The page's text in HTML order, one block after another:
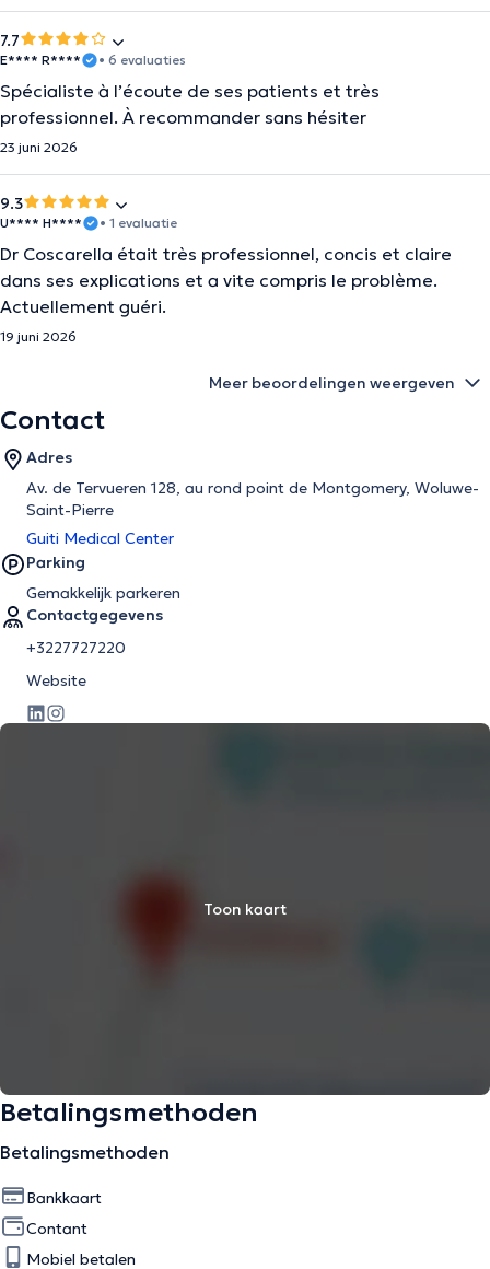
7.7
E**** R**** • 6 evaluaties
Spécialiste à l’écoute de ses patients et très
professionnel. À recommander sans hésiter
23 juni 2026
9.3
U**** H**** • 1 evaluatie
Dr Coscarella était très professionnel, concis et claire
dans ses explications et a vite compris le problème.
Actuellement guéri.
19 juni 2026
Meer beoordelingen weergeven
Contact
Adres
Av. de Tervueren 128, au rond point de Montgomery, Woluwe-
Saint-Pierre
Guiti Medical Center
Parking
Gemakkelijk parkeren
Contactgegevens
+3227727220
Website
Toon kaart
Betalingsmethoden
Betalingsmethoden
Bankkaart
Contant
Mobiel betalen